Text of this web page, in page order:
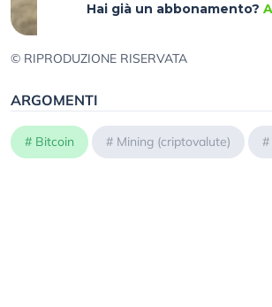
Hai già un abbonamento?
© RIPRODUZIONE RISERVATA
ARGOMENTI
# Bitcoin # Mining (criptovalute) #